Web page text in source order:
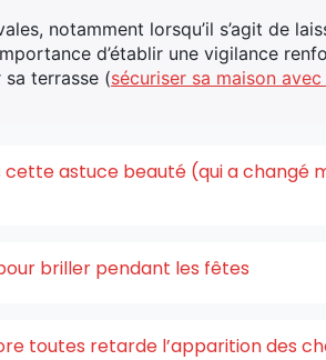
notamment lorsqu’il s’agit de
d’établir une vigilance
terrasse (sécuriser sa maison
cette astuce beauté (qui a changé
briller pendant les fêtes
toutes retarde l’apparition des